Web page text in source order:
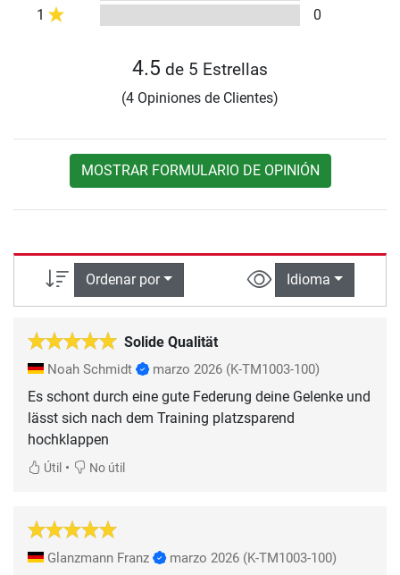
1
0
4.5 de 5 Estrellas
(4 Opiniones de Clientes)
MOSTRAR FORMULARIO DE OPINIÓN
Ordenar por Idioma
Solide Qualität
Noah Schmidt marzo 2026 (K-TM1003-100)
Es schont durch eine gute Federung deine Gelenke und
lässt sich nach dem Training platzsparend
hochklappen
Útil • No útil
Glanzmann Franz marzo 2026 (K-TM1003-100)